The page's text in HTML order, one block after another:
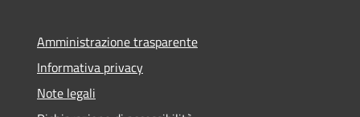
Amministrazione trasparente
Informativa privacy
Note legali